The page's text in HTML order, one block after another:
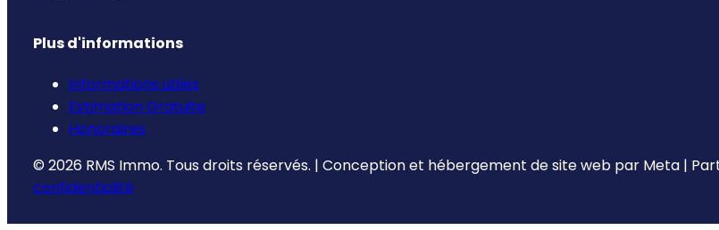
Plus d'informations
Informations utiles
Estimation Gratuite
Honoraires
© 2026 RMS Immo. Tous droits réservés. | Conception et hébergement de site web par Meta |
confidentialité